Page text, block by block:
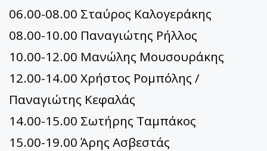
06.00-08.00 Σταύρος Καλογεράκης
08.00-10.00 Παναγιώτης Ρήλλος
10.00-12.00 Μανώλης Μουσουράκης
12.00-14.00 Χρήστος Ρομπόλης /
Παναγιώτης Κεφαλάς
14.00-15.00 Σωτήρης Ταμπάκος
15.00-19.00 Άρης Ασβεστάς